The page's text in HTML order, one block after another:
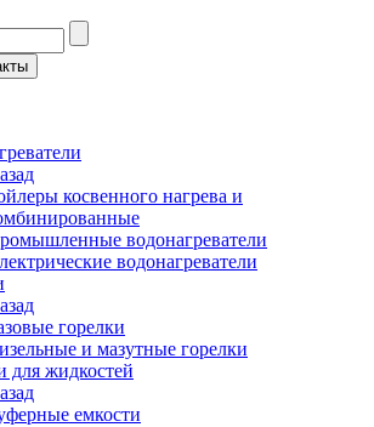
косвенного нагрева и
водонагреватели
водонагреватели
горелки
и мазутные горелки
для жидкостей
емкости